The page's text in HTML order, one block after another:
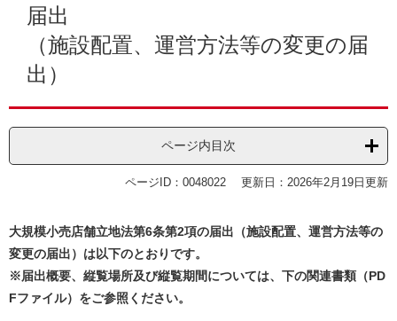
届出
（施設配置、運営方法等の変更の届
出）
ページ内目次
ページID：0048022 更新日：2026年2月19日更新
大規模小売店舗立地法第6条第2項の届出（施設配置、運営方法等の
変更の届出）は以下のとおりです。
※届出概要、縦覧場所及び縦覧期間については、下の関連書類（PD
Fファイル）をご参照ください。